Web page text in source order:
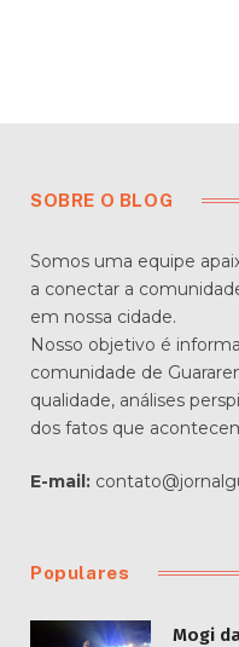
SOBRE O BLOG
Somos uma equipe
a conectar a
em nossa cidade.
Nosso objetivo é
comunidade de
qualidade, análises
dos fatos que
E-mail:
Populares
Mogi